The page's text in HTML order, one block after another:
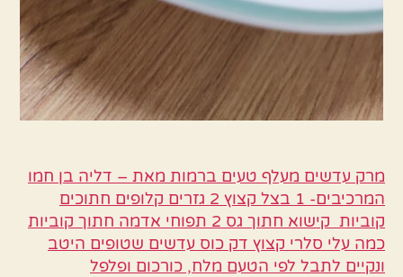
מרק עדשים מעלף טעים ברמות מאת – דליה בן חמו
המרכיבים- 1 בצל קצוץ 2 גזרים קלופים חתוכים
קוביות קישוא חתוך גס 2 תפוחי אדמה חתוך קוביות
כמה עלי סלרי קצוץ דק כוס עדשים שטופים היטב
ונקיים לתבל לפי הטעם מלח, כורכום ופלפל